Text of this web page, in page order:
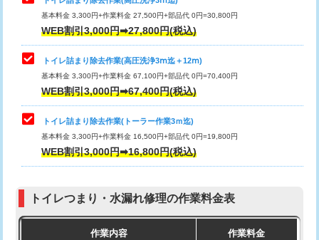
基本料金 3,300円+作業料金 27,500円+部品代 0円=30,800円
WEB割引3,000円➡27,800円(税込)
トイレ詰まり除去作業(高圧洗浄3ⅿ迄＋12ⅿ)
基本料金 3,300円+作業料金 67,100円+部品代 0円=70,400円
WEB割引3,000円➡67,400円(税込)
トイレ詰まり除去作業(トーラー作業3ｍ迄)
基本料金 3,300円+作業料金 16,500円+部品代 0円=19,800円
WEB割引3,000円➡16,800円(税込)
トイレつまり・水漏れ修理の作業料金表
作業内容 作業料金